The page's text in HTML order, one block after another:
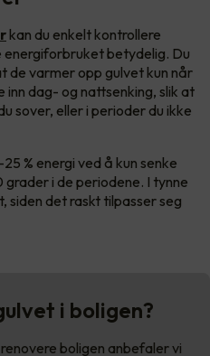
kan du enkelt kontrollere
energiforbruket betydelig. Du
de varmer opp gulvet kun når
inn dag- og nattsenking, slik at
sover, eller i perioder du ikke
% energi ved å kun senke
i de periodene. I tynne
siden det raskt tilpasser seg
i boligen?
boligen anbefaler vi